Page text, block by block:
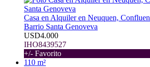
Casa en Alquiler en Neuquen,
Barrio Santa Genoveva
USD4.000
IHO8439527
+/- Favorito
110 m²